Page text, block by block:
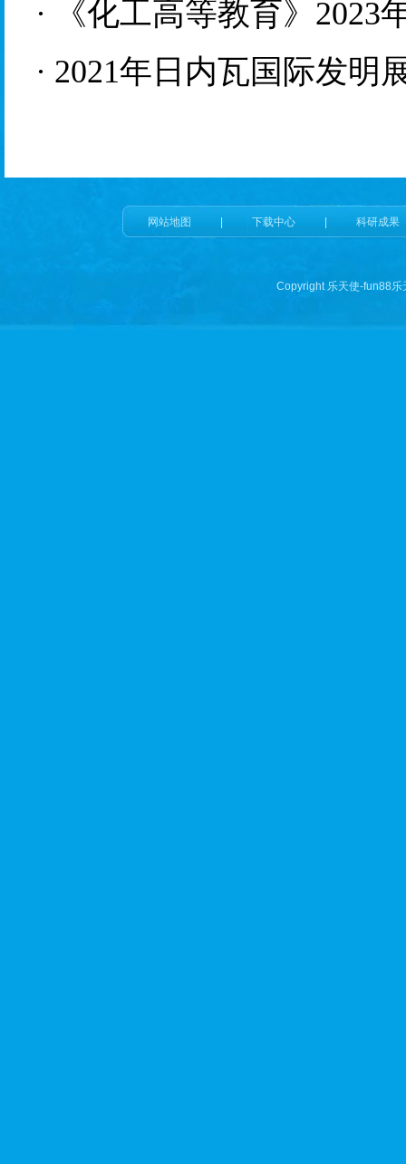
· 《化工高等教育》 2023
· 2021年日内瓦国际发明
网站地图 下载中心 科研成果
Copyright 乐天使-fun88